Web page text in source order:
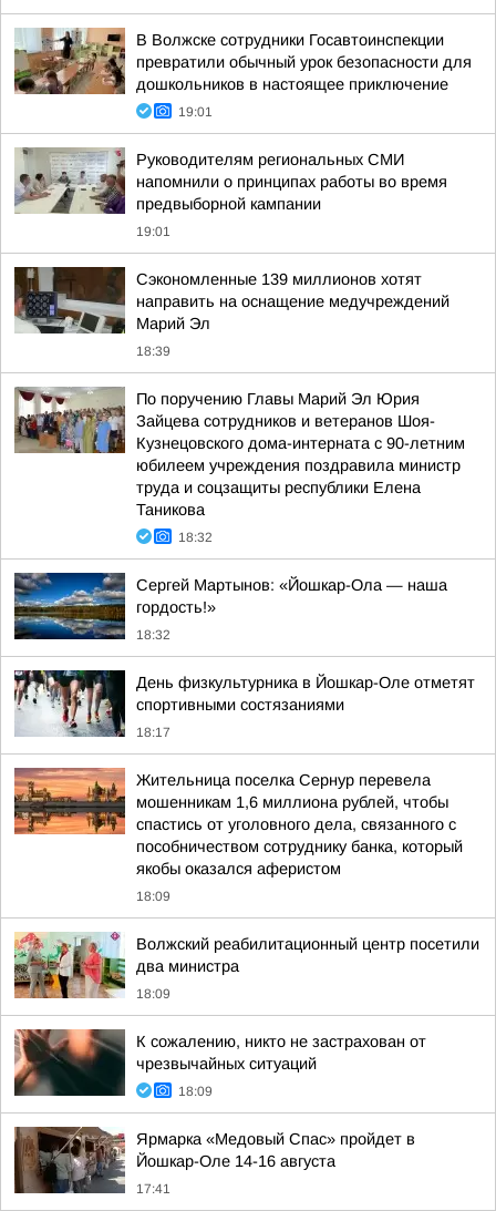
В Волжске сотрудники Госавтоинспекции
превратили обычный урок безопасности для
дошкольников в настоящее приключение
19:01
Руководителям региональных СМИ
напомнили о принципах работы во время
предвыборной кампании
19:01
Сэкономленные 139 миллионов хотят
направить на оснащение медучреждений
Марий Эл
18:39
По поручению Главы Марий Эл Юрия
Зайцева сотрудников и ветеранов Шоя-
Кузнецовского дома-интерната с 90-летним
юбилеем учреждения поздравила министр
труда и соцзащиты республики Елена
Таникова
18:32
Сергей Мартынов: «Йошкар-Ола — наша
гордость!»
18:32
День физкультурника в Йошкар-Оле отметят
спортивными состязаниями
18:17
Жительница поселка Сернур перевела
мошенникам 1,6 миллиона рублей, чтобы
спастись от уголовного дела, связанного с
пособничеством сотруднику банка, который
якобы оказался аферистом
18:09
Волжский реабилитационный центр посетили
два министра
18:09
К сожалению, никто не застрахован от
чрезвычайных ситуаций
18:09
Ярмарка «Медовый Спас» пройдет в
Йошкар-Оле 14-16 августа
17:41